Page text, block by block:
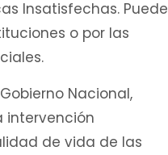
Insatisfechas. Puede
o por las
Nacional,
intervención
de vida de las